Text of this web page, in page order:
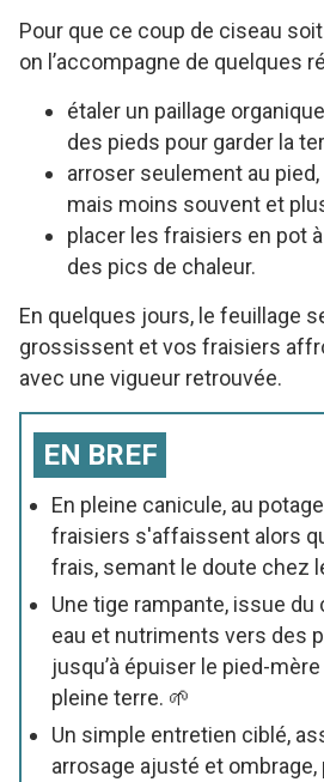
Pour que ce coup de ciseau
on l’accompagne de quelques
étaler un paillage
des pieds pour garder la
arroser seulement au
mais moins souvent et
placer les fraisiers en pot
des pics de chaleur.
En quelques jours, le feuillage
grossissent et vos fraisiers
avec une vigueur retrouvée.
EN BREF
En pleine canicule, au
fraisiers s'affaissent alors
frais, semant le doute chez
Une tige rampante, issue du
eau et nutriments vers des
jusqu’à épuiser le pied-
pleine terre. 🌱
Un simple entretien ciblé,
arrosage ajusté et